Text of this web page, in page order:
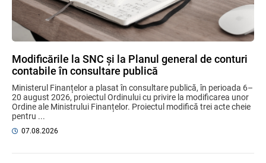
Modificările la SNC și la Planul general de conturi
contabile în consultare publică
Ministerul Finanțelor a plasat în consultare publică, în perioada 6–
20 august 2026, proiectul Ordinului cu privire la modificarea unor
Ordine ale Ministrului Finanțelor. Proiectul modifică trei acte cheie
pentru ...
07.08.2026